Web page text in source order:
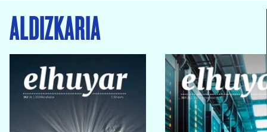
ALDIZKARIA